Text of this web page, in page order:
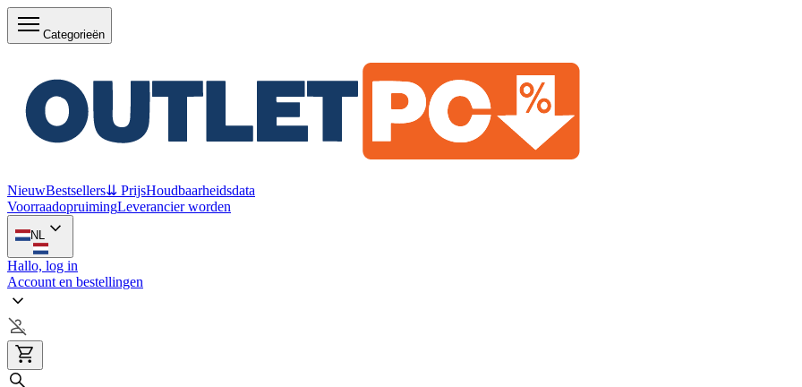
Categorieën
NieuwBestsellers⇊ PrijsHoudbaarheidsdata
VoorraadopruimingLeverancier worden
NL
Hallo, log in
Account en bestellingen